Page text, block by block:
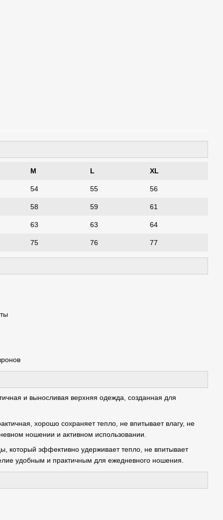
M L XL
54 55 56
58 59 61
63 63 64
75 76 77
и выносливая верхняя одежда, созданная для
хорошо сохраняет тепло, не впитывает влагу, не
ношении и активном использовании.
который эффективно удерживает тепло, не впитывает
удобным и практичным для ежедневного ношения.